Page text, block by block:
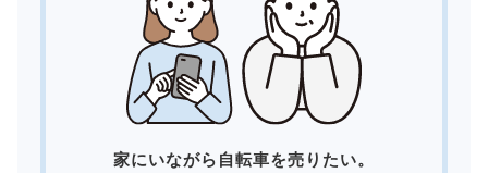
家にいながら自転車を売りたい。